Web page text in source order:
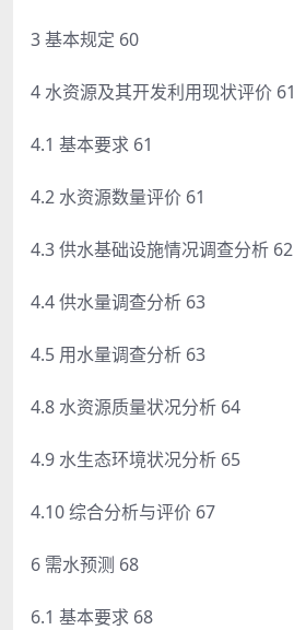
3 基本规定 60
4 水资源及其开发利用现状评价 61
4.1 基本要求 61
4.2 水资源数量评价 61
4.3 供水基础设施情况调查分析 62
4.4 供水量调查分析 63
4.5 用水量调查分析 63
4.8 水资源质量状况分析 64
4.9 水生态环境状况分析 65
4.10 综合分析与评价 67
6 需水预测 68
6.1 基本要求 68